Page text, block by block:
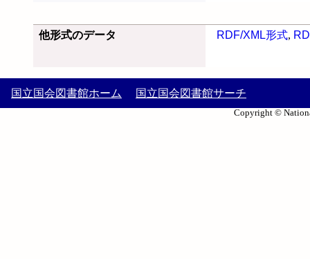
他形式のデータ RDF/XML形式,
国立国会図書館ホーム 国立国会図書館サーチ
Copyright ©